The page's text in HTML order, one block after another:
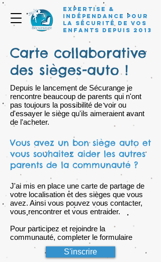
Expertise &
Indépendance pour
la sécurité de vos
enfants depuis 2013
Carte collaborative
des sièges-auto !
Depuis le lancement de Sécurange je
rencontre beaucoup de parents qui n'ont
pas toujours la possibilité de voir ou
d'essayer le siège qu'ils aimeraient avant
de l'acheter.
Vous avez un bon siège auto et
vous souhaitez aider les autres
parents de la communauté ?
J'ai mis en place une carte de partage de
votre localisation et des sièges que vous
avez. Ainsi vous pouvez vous contacter,
vous rencontrer et vous entraider.
Pour participez et rejoindre la
communauté, completer le formulaire
S'inscrire